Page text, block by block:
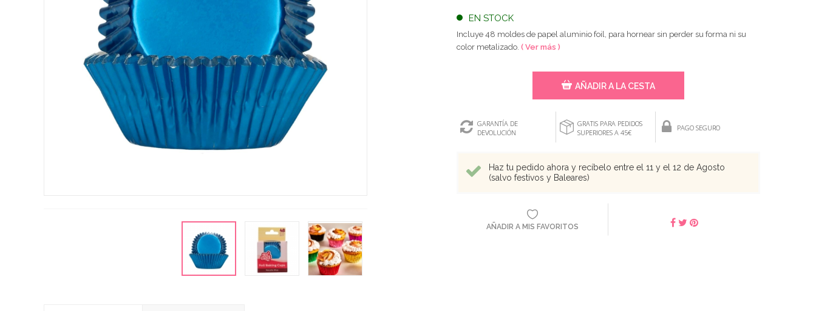
EN STOCK
Incluye 48 moldes de papel aluminio foil, para hornear sin perder su forma ni su
color metalizado. ( Ver más )
AÑADIR A LA CESTA
GARANTÍA DE
DEVOLUCIÓN
GRATIS PARA PEDIDOS
SUPERIORES A 45€
PAGO SEGURO
Haz tu pedido ahora y recíbelo entre el 11 y el 12 de Agosto
(salvo festivos y Baleares)
AÑADIR A MIS FAVORITOS